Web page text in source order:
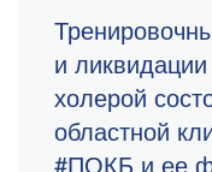
и
холерой
областной
#ПОКБ и ее